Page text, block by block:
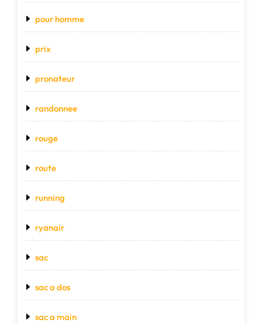
pour homme
prix
pronateur
randonnee
rouge
route
running
ryanair
sac
sac a dos
sac a main